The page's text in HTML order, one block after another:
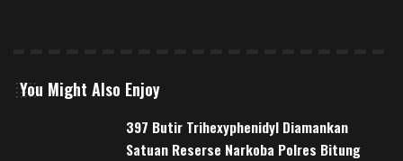
You Might Also Enjoy
397 Butir Trihexyphenidyl Diamankan
Satuan Reserse Narkoba Polres Bitung